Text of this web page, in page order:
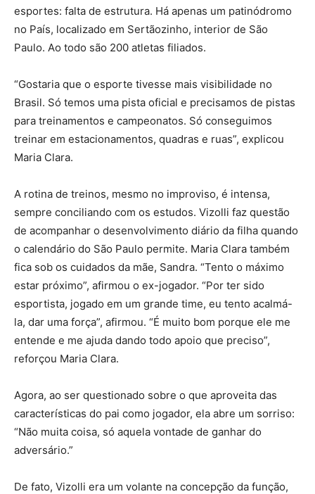
esportes: falta de estrutura. Há apenas um patinódromo
no País, localizado em Sertãozinho, interior de São
Paulo. Ao todo são 200 atletas filiados.
“Gostaria que o esporte tivesse mais visibilidade no
Brasil. Só temos uma pista oficial e precisamos de pistas
para treinamentos e campeonatos. Só conseguimos
treinar em estacionamentos, quadras e ruas”, explicou
Maria Clara.
A rotina de treinos, mesmo no improviso, é intensa,
sempre conciliando com os estudos. Vizolli faz questão
de acompanhar o desenvolvimento diário da filha quando
o calendário do São Paulo permite. Maria Clara também
fica sob os cuidados da mãe, Sandra. “Tento o máximo
estar próximo”, afirmou o ex-jogador. “Por ter sido
esportista, jogado em um grande time, eu tento acalmá-
la, dar uma força”, afirmou. “É muito bom porque ele me
entende e me ajuda dando todo apoio que preciso”,
reforçou Maria Clara.
Agora, ao ser questionado sobre o que aproveita das
características do pai como jogador, ela abre um sorriso:
“Não muita coisa, só aquela vontade de ganhar do
adversário.”
De fato, Vizolli era um volante na concepção da função,